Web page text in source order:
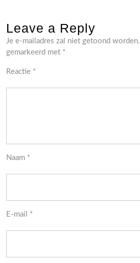
Leave a Reply
Je e-mailadres zal niet getoond worden.
gemarkeerd met *
Reactie *
Naam *
E-mail *